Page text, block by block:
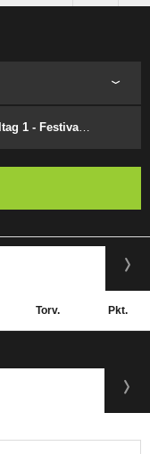
1 - Festival 1.9
Torv. Pkt.